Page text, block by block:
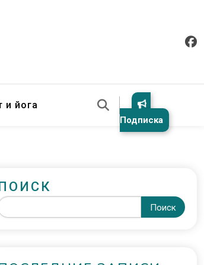
и йога
Подписка
Поиск